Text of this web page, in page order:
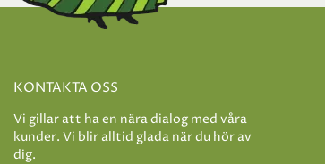
KONTAKTA OSS
Vi gillar att ha en nära dialog med våra
kunder. Vi blir alltid glada när du hör av
dig.